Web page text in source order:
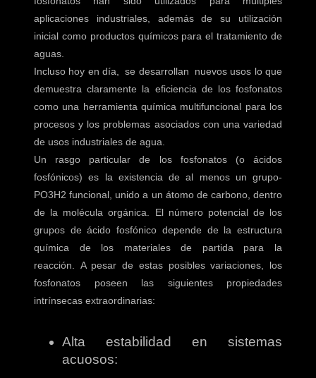
aplicaciones industriales, además de su utilización
inicial como productos químicos para el tratamiento de
aguas.
Incluso hoy en día, se desarrollan nuevos usos lo que
demuestra claramente la eficiencia de los fosfonatos
como una herramienta química multifuncional para los
procesos y los problemas asociados con una variedad
de usos industriales de agua.
Un rasgo particular de los fosfonatos (o ácidos
fosfónicos) es la existencia de al menos un grupo-
PO3H2 funcional, unido a un átomo de carbono, dentro
de la molécula orgánica.
El número potencial de los
grupos de ácido fosfónico depende de la estructura
química de los materiales de partida para la
reacción. A pesar de estas posibles variaciones, los
fosfonatos poseen las siguientes propiedades
intrínsecas extraordinarias:
Alta estabilidad en sistemas
acuosos: